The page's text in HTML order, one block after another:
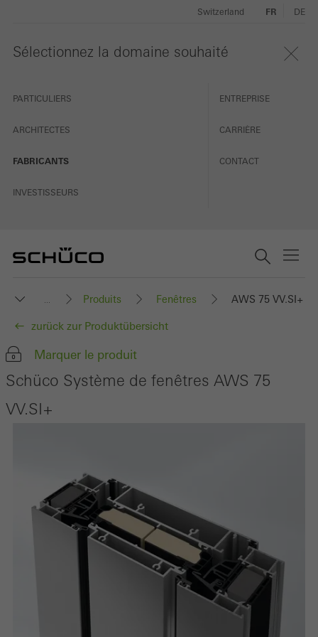
Sélectionnez la domaine souhaité
PARTICULIERS
ARCHITECTES
FABRICANTS
INVESTISSEURS
ENTREPRISE
CARRIÈRE
CONTACT
Switzerland FR DE
... Produits Fenêtres AWS 75 VV.SI+
zurück zur Produktübersicht
Marquer le produit
Schüco Système de fenêtres AWS 75
VV.SI+